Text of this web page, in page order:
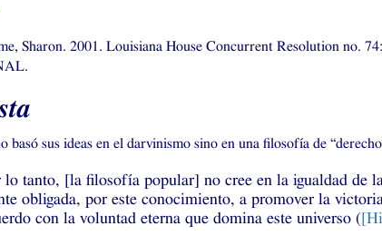
Sharon. 2001. Louisiana House Concurrent Resolution no. 74:
.
basó sus ideas en el darvinismo sino en una filosofía de
lo tanto, [la filosofía popular] no cree en la igualdad de
obligada, por este conocimiento, a promover la
con la voluntad eterna que domina este universo (